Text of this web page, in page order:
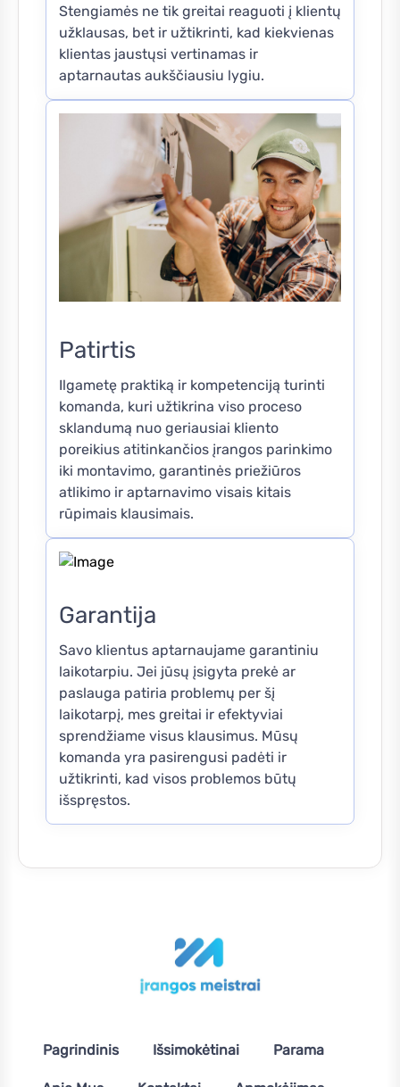
Stengiamės ne tik greitai reaguoti į klientų
užklausas, bet ir užtikrinti, kad kiekvienas
klientas jaustųsi vertinamas ir
aptarnautas aukščiausiu lygiu.
Patirtis
Ilgametę praktiką ir kompetenciją turinti
komanda, kuri užtikrina viso proceso
sklandumą nuo geriausiai kliento
poreikius atitinkančios įrangos parinkimo
iki montavimo, garantinės priežiūros
atlikimo ir aptarnavimo visais kitais
rūpimais klausimais.
Garantija
Savo klientus aptarnaujame garantiniu
laikotarpiu. Jei jūsų įsigyta prekė ar
paslauga patiria problemų per šį
laikotarpį, mes greitai ir efektyviai
sprendžiame visus klausimus. Mūsų
komanda yra pasirengusi padėti ir
užtikrinti, kad visos problemos būtų
išspręstos.
Pagrindinis Išsimokėtinai Parama